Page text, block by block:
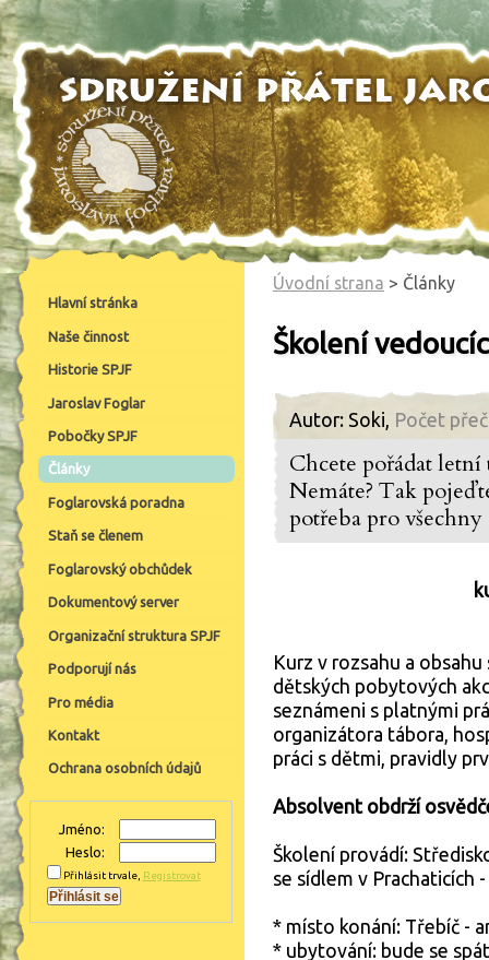
Úvodní strana > Články
Školení
Autor: Soki, Počet
Chcete pořádat
Nemáte? Tak
potřeba pro
Kurz v rozsahu a
dětských pobytových
seznámeni s platnými
organizátora tábora,
práci s dětmi, pravidly
Absolvent obdrží
Školení provádí:
se sídlem v Prachaticích
* místo konání: Třebíč -
* ubytování: bude se
Hlavní stránka
Naše činnost
Historie SPJF
Jaroslav Foglar
Pobočky SPJF
Články
Foglarovská poradna
Staň se členem
Foglarovský obchůdek
Dokumentový server
Organizační struktura SPJF
Podporují nás
Pro média
Kontakt
Ochrana osobních údajů
Jméno:
Heslo:
Přihlásit trvale, Registrovat